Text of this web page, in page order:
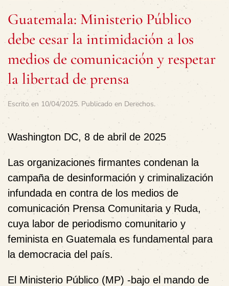
Guatemala: Ministerio Público
debe cesar la intimidación a los
medios de comunicación y respetar
la libertad de prensa
Escrito en 10/04/2025. Publicado en Derechos.
Washington DC, 8 de abril de 2025
Las organizaciones firmantes condenan la
campaña de desinformación y criminalización
infundada en contra de los medios de
comunicación Prensa Comunitaria y Ruda,
cuya labor de periodismo comunitario y
feminista en Guatemala es fundamental para
la democracia del país.
El Ministerio Público (MP) -bajo el mando de